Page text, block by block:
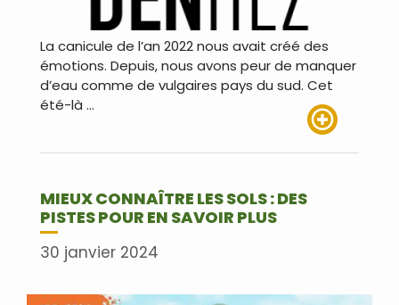
La canicule de l’an 2022 nous avait créé des
émotions. Depuis, nous avons peur de manquer
d’eau comme de vulgaires pays du sud. Cet
été-là …
MIEUX CONNAÎTRE LES SOLS : DES
PISTES POUR EN SAVOIR PLUS
30 janvier 2024